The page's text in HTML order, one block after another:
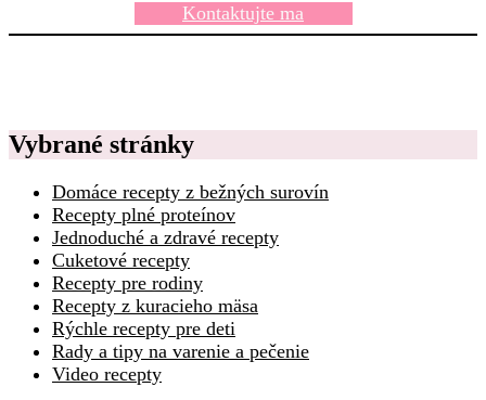
Kontaktujte ma
Vybrané stránky
Domáce recepty z bežných surovín
Recepty plné proteínov
Jednoduché a zdravé recepty
Cuketové recepty
Recepty pre rodiny
Recepty z kuracieho mäsa
Rýchle recepty pre deti
Rady a tipy na varenie a pečenie
Video recepty